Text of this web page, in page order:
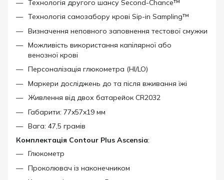
Технологія другого шансу Second-Chance™
Технологія самозабору крові Sip-in Sampling™
Визначення неповного заповнення тестової смужки
Можливість використання капілярної або
венозної крові
Персоналізація глюкометра (HI/LO)
Маркери досліджень до та після вживання їжі
Живлення від двох батарейок CR2032
Габарити: 77x57x19 мм
Вага: 47,5 грамів
Комплектація Contour Plus Ascensia:
Глюкометр
Проколювач із наконечником